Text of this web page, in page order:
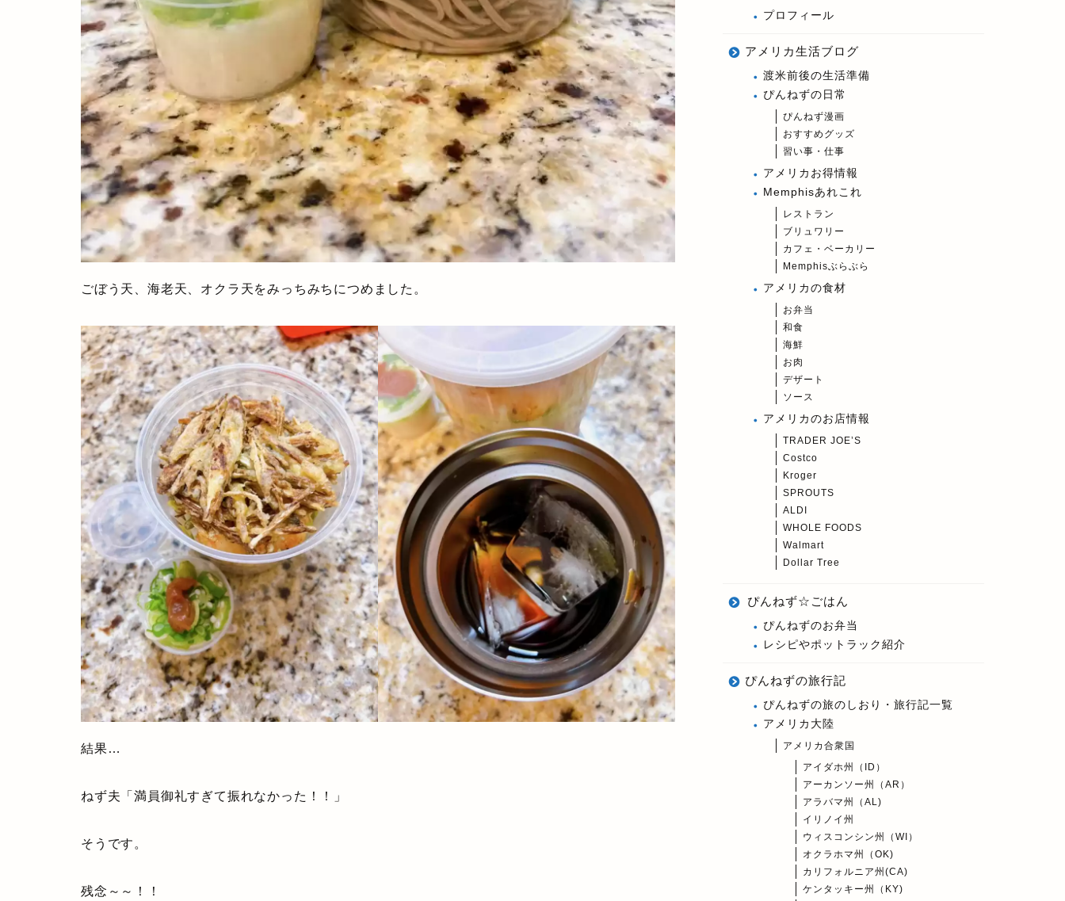
ごぼう天、海老天、オクラ天をみっちみちにつめました。
結果…
ねず夫「満員御礼すぎて振れなかった！！」
そうです。
残念～～！！
プロフィール
アメリカ生活ブログ
渡米前後の生活準備
ぴんねずの日常
ぴんねず漫画
おすすめグッズ
習い事・仕事
アメリカお得情報
Memphisあれこれ
レストラン
ブリュワリー
カフェ・ベーカリー
Memphisぶらぶら
アメリカの食材
お弁当
和食
海鮮
お肉
デザート
ソース
アメリカのお店情報
TRADER JOE’S
Costco
Kroger
SPROUTS
ALDI
WHOLE FOODS
Walmart
Dollar Tree
ぴんねず☆ごはん
ぴんねずのお弁当
レシピやポットラック紹介
ぴんねずの旅行記
ぴんねずの旅のしおり・旅行記一覧
アメリカ大陸
アメリカ合衆国
アイダホ州（ID）
アーカンソー州（AR）
アラバマ州（AL)
イリノイ州
ウィスコンシン州（WI）
オクラホマ州（OK)
カリフォルニア州(CA)
ケンタッキー州（KY)